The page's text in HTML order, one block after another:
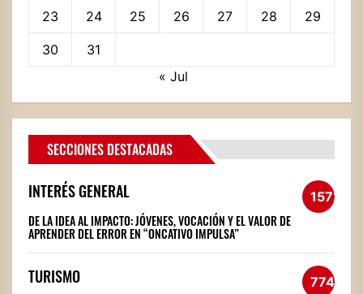
23 24 25 26 27 28 29
30
31
« Jul
SECCIONES DESTACADAS
INTERÉS GENERAL 1572
DE LA IDEA AL IMPACTO: JÓVENES, VOCACIÓN Y EL VALOR DE
APRENDER DEL ERROR EN “ONCATIVO IMPULSA”
TURISMO 774